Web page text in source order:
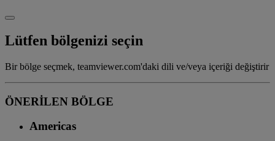
Lütfen bölgenizi seçin
Bir bölge seçmek, teamviewer.com'daki dili ve/veya içeriği değiştirir
ÖNERİLEN BÖLGE
Americas